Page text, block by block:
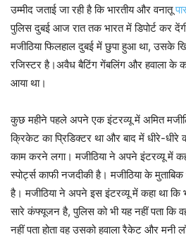
उम्मीद जताई जा रही है कि भारतीय और वनातू
पुलिस दुबई आज रात तक भारत में डिपोर्ट कर
मजीठिया फिलहाल दुबई में छुपा हुआ था,
रजिस्टर है।अवैध बैटिंग गेंबलिंग और हवाला के
आया था।
कुछ महीने पहले अपने एक इंटरव्यू में अमित
क्रिकेट का प्रिडिक्टर था और बाद में धीरे-
काम करने लगा। मजीठिया ने अपने इंटरव्यू में
स्पोर्ट्स काफी नजदीकी है। मजीठिया के
है। मजीठिया ने अपने इस इंटरव्यू में कहा था कि
सारे कंफ्यूजन है, पुलिस को भी यह नहीं पता कि
नहीं पता होता वह उसको हवाला रैकेट और मनी